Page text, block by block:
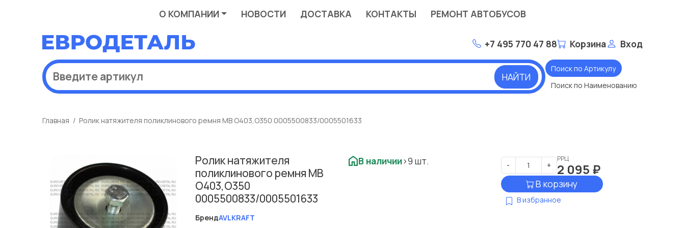
О КОМПАНИИ НОВОСТИ ДОСТАВКА КОНТАКТЫ РЕМОНТ АВТОБУСОВ
+7 495 770 47 88 Корзина Вход
НАЙТИ
Поиск по Артикулу
Поиск по Наименованию
Главная Ролик натяжителя поликлинового ремня MB O403,O350 0005500833/0005501633
Ролик натяжителя
поликлинового ремня MB
O403,O350
0005500833/0005501633
БрендAVLKRAFT
В наличии>9 шт. - +
РРЦ
2 095 ₽
В корзину
В избранное